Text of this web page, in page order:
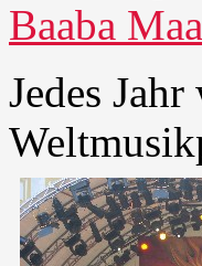
Baaba
Jedes